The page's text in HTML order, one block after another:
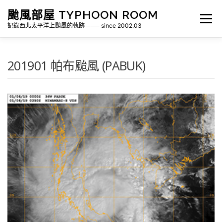
颱風部屋 TYPHOON ROOM
記錄西北太平洋上颱風的軌跡 ─── since 2002.03
選單
各地瞬間風速紀錄 侵台颱風新聞剪報 氣象相關資源
201901 帕布颱風 (PABUK)